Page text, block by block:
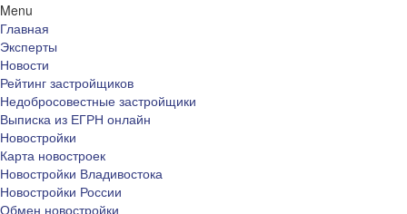
Menu
Главная
Эксперты
Новости
Рейтинг застройщиков
Недобросовестные застройщики
Выписка из ЕГРН онлайн
Новостройки
Карта новостроек
Новостройки Владивостока
Новостройки России
Обмен новостройки